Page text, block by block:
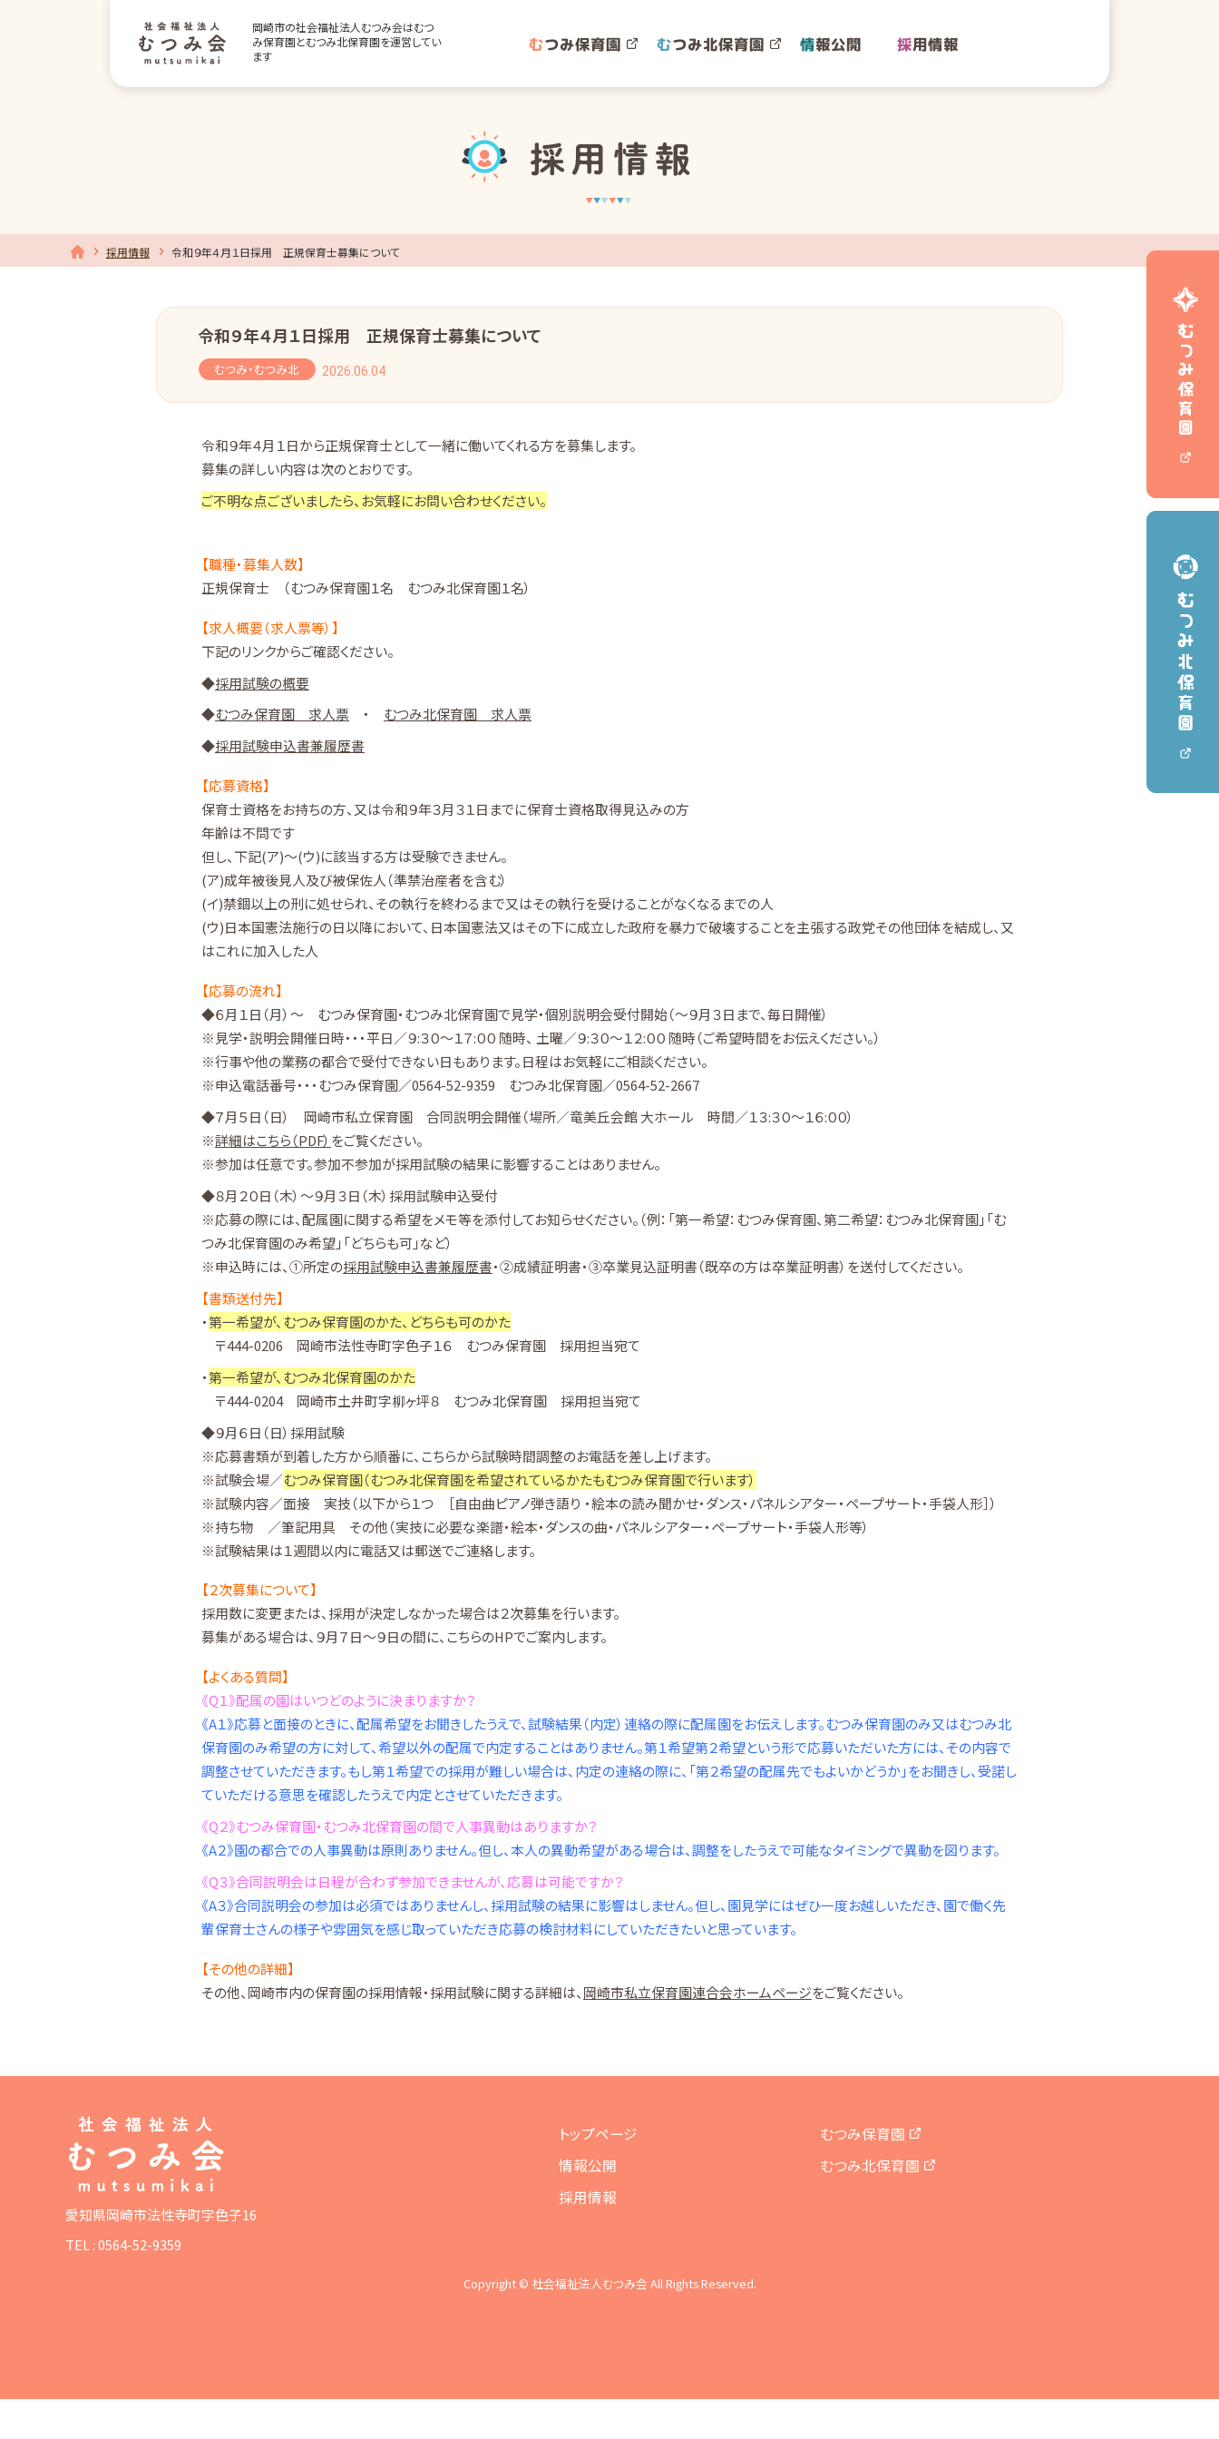
岡崎市の社会福祉法人むつみ会はむつ
み保育園とむつみ北保育園を運営してい
ます
むつみ保育園 むつみ北保育園 情報公開 採用情報
採用情報 令和９年４月１日採用 正規保育士募集について
令和９年４月１日採用 正規保育士募集について
むつみ・むつみ北 2026.06.04
令和９年４月１日から正規保育士として一緒に働いてくれる方を募集します。
募集の詳しい内容は次のとおりです。
ご不明な点ございましたら、お気軽にお問い合わせください。
【職種・募集人数】
正規保育士 （むつみ保育園１名 むつみ北保育園１名）
【求人概要（求人票等）】
下記のリンクからご確認ください。
◆採用試験の概要
◆むつみ保育園 求人票 ・ むつみ北保育園 求人票
◆採用試験申込書兼履歴書
【応募資格】
保育士資格をお持ちの方、又は令和９年３月３１日までに保育士資格取得見込みの方
年齢は不問です
但し、下記(ア)～(ウ)に該当する方は受験できません。
(ア)成年被後見人及び被保佐人（準禁治産者を含む）
(イ)禁錮以上の刑に処せられ、その執行を終わるまで又はその執行を受けることがなくなるまでの人
(ウ)日本国憲法施行の日以降において、日本国憲法又はその下に成立した政府を暴力で破壊することを主張する政党その他団体を結成し、又
はこれに加入した人
【応募の流れ】
◆６月１日（月）～ むつみ保育園・むつみ北保育園で見学・個別説明会受付開始（～９月３日まで、毎日開催）
※見学・説明会開催日時・・・平日／９:３０～１７:００ 随時、 土曜／９:３０～１２:００ 随時（ご希望時間をお伝えください。）
※行事や他の業務の都合で受付できない日もあります。日程はお気軽にご相談ください。
※申込電話番号・・・むつみ保育園／0564-52-9359 むつみ北保育園／0564-52-2667
◆７月５日（日） 岡崎市私立保育園 合同説明会開催（場所／竜美丘会館 大ホール 時間／１３:３０～１６:００）
※詳細はこちら（PDF） をご覧ください。
※参加は任意です。参加不参加が採用試験の結果に影響することはありません。
◆８月２０日（木）～９月３日（木）採用試験申込受付
※応募の際には、配属園に関する希望をメモ等を添付してお知らせください。（例：「第一希望：むつみ保育園、第二希望：むつみ北保育園」「む
つみ北保育園のみ希望」「どちらも可」など）
※申込時には、①所定の採用試験申込書兼履歴書・②成績証明書・③卒業見込証明書（既卒の方は卒業証明書）を送付してください。
【書類送付先】
・第一希望が、むつみ保育園のかた、どちらも可のかた
〒444-0206 岡崎市法性寺町字色子１６ むつみ保育園 採用担当宛て
・第一希望が、むつみ北保育園のかた
〒444-0204 岡崎市土井町字柳ヶ坪８ むつみ北保育園 採用担当宛て
◆９月６日（日）採用試験
※応募書類が到着した方から順番に、こちらから試験時間調整のお電話を差し上げます。
※試験会場／むつみ保育園（むつみ北保育園を希望されているかたもむつみ保育園で行います）
※試験内容／面接 実技（以下から１つ ［自由曲ピアノ弾き語り ・絵本の読み聞かせ・ダンス・パネルシアター・ペープサート・手袋人形］）
※持ち物 ／筆記用具 その他（実技に必要な楽譜・絵本・ダンスの曲・パネルシアター・ペープサート・手袋人形等）
※試験結果は１週間以内に電話又は郵送でご連絡します。
【２次募集について】
採用数に変更または、採用が決定しなかった場合は２次募集を行います。
募集がある場合は、９月７日～９日の間に、こちらのHPでご案内します。
【よくある質問】
《Q１》配属の園はいつどのように決まりますか？
《A１》応募と面接のときに、配属希望をお聞きしたうえで、試験結果（内定）連絡の際に配属園をお伝えします。むつみ保育園のみ又はむつみ北
保育園のみ希望の方に対して、希望以外の配属で内定することはありません。第１希望第２希望という形で応募いただいた方には、その内容で
調整させていただきます。もし第１希望での採用が難しい場合は、内定の連絡の際に、「第２希望の配属先でもよいかどうか」をお聞きし、受諾し
ていただける意思を確認したうえで内定とさせていただきます。
《Q２》むつみ保育園・むつみ北保育園の間で人事異動はありますか？
《A２》園の都合での人事異動は原則ありません。但し、本人の異動希望がある場合は、調整をしたうえで可能なタイミングで異動を図ります。
《Q３》合同説明会は日程が合わず参加できませんが、応募は可能ですか？
《A３》合同説明会の参加は必須ではありませんし、採用試験の結果に影響はしません。但し、園見学にはぜひ一度お越しいただき、園で働く先
輩保育士さんの様子や雰囲気を感じ取っていただき応募の検討材料にしていただきたいと思っています。
【その他の詳細】
その他、岡崎市内の保育園の採用情報・採用試験に関する詳細は、 岡崎市私立保育園連合会ホームページをご覧ください。
愛知県岡崎市法性寺町字色子16
TEL :0564-52-9359
トップページ
情報公開
採用情報
むつみ保育園
むつみ北保育園
Copyright © 社会福祉法人むつみ会 All Rights Reserved.